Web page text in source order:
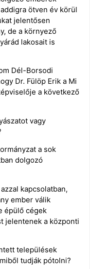
ötven év körül
jelentősen
de a környező
lakosait is
Dél-Borsodi
Dr. Fülöp Erik a Mi
a következő
vagy
a sok
dolgozó
kapcsolatban,
ember válik
épülő cégek
jelentenek a központi
települések
tudják pótolni?